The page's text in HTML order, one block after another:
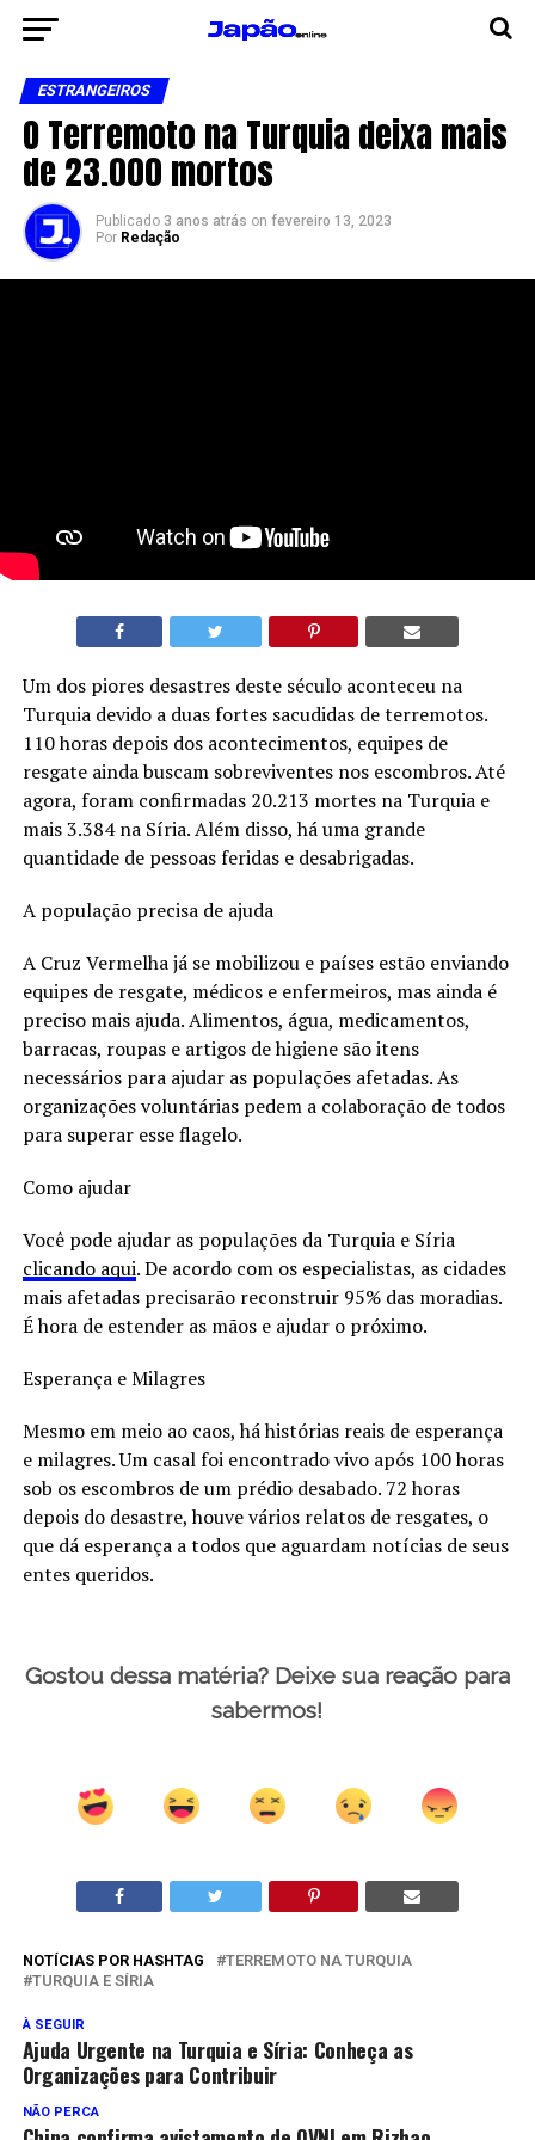
ESTRANGEIROS
O Terremoto na Turquia deixa mais
de 23.000 mortos
Publicado 3 anos atrás on fevereiro 13, 2023
Por Redação
Um dos piores desastres deste século aconteceu na
Turquia devido a duas fortes sacudidas de terremotos.
110 horas depois dos acontecimentos, equipes de
resgate ainda buscam sobreviventes nos escombros. Até
agora, foram confirmadas 20.213 mortes na Turquia e
mais 3.384 na Síria. Além disso, há uma grande
quantidade de pessoas feridas e desabrigadas.
A população precisa de ajuda
A Cruz Vermelha já se mobilizou e países estão enviando
equipes de resgate, médicos e enfermeiros, mas ainda é
preciso mais ajuda. Alimentos, água, medicamentos,
barracas, roupas e artigos de higiene são itens
necessários para ajudar as populações afetadas. As
organizações voluntárias pedem a colaboração de todos
para superar esse flagelo.
Como ajudar
Você pode ajudar as populações da Turquia e Síria
clicando aqui. De acordo com os especialistas, as cidades
mais afetadas precisarão reconstruir 95% das moradias.
É hora de estender as mãos e ajudar o próximo.
Esperança e Milagres
Mesmo em meio ao caos, há histórias reais de esperança
e milagres. Um casal foi encontrado vivo após 100 horas
sob os escombros de um prédio desabado. 72 horas
depois do desastre, houve vários relatos de resgates, o
que dá esperança a todos que aguardam notícias de seus
entes queridos.
Gostou dessa matéria? Deixe sua reação para
sabermos!
NOTÍCIAS POR HASHTAG
TERREMOTO NA TURQUIA
TURQUIA E SÍRIA
À SEGUIR
Ajuda Urgente na Turquia e Síria: Conheça as
Organizações para Contribuir
NÃO PERCA